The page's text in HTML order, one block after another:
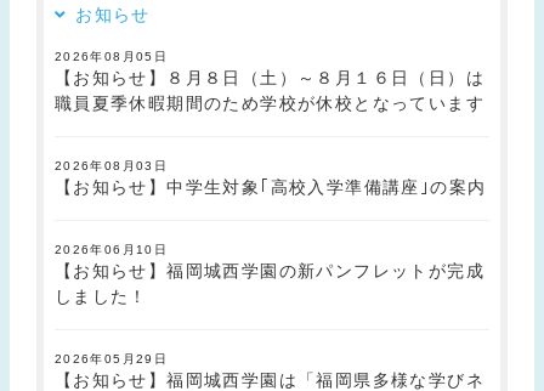
お知らせ
2026年08月05日
【お知らせ】８月８日（土）～８月１６日（日）は
職員夏季休暇期間のため学校が休校となっています
2026年08月03日
【お知らせ】中学生対象｢高校入学準備講座｣の案内
2026年06月10日
【お知らせ】福岡城西学園の新パンフレットが完成
しました！
2026年05月29日
【お知らせ】福岡城西学園は「福岡県多様な学びネ